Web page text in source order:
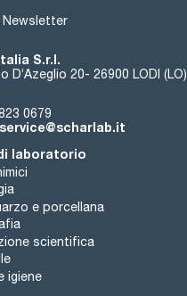
Newsletter
S.r.l.
D’Azeglio 20- 26900 LODI (LO)
0679
laboratorio
e porcellana
scientifica
igiene